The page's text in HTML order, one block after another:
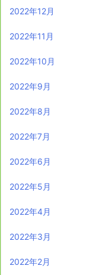
2022年12月
2022年11月
2022年10月
2022年9月
2022年8月
2022年7月
2022年6月
2022年5月
2022年4月
2022年3月
2022年2月